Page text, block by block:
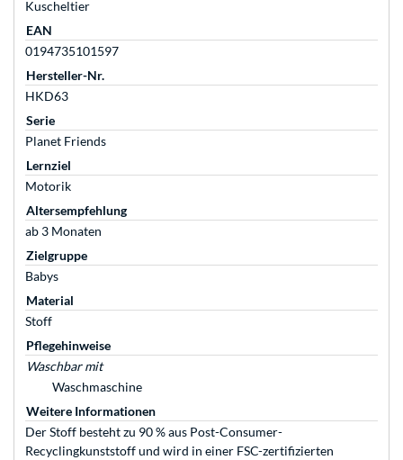
Kuscheltier
EAN
0194735101597
Hersteller-Nr.
HKD63
Serie
Planet Friends
Lernziel
Motorik
Altersempfehlung
ab 3 Monaten
Zielgruppe
Babys
Material
Stoff
Pflegehinweise
Waschbar mit
Waschmaschine
Weitere Informationen
Der Stoff besteht zu 90 % aus Post-Consumer-
Recyclingkunststoff und wird in einer FSC-zertifizierten